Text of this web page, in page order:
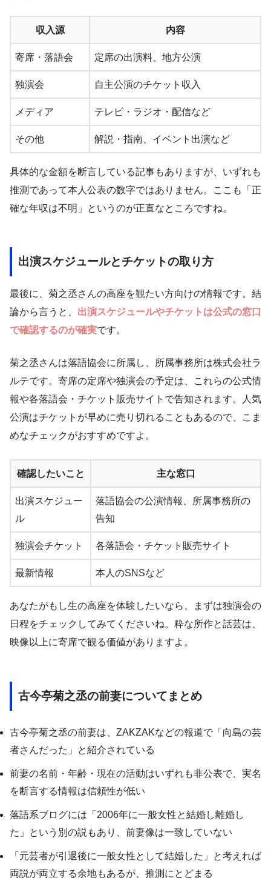
収入源 内容
寄席・落語会 定席の出演料、地方公演
独演会 自主公演のチケット収入
メディア テレビ・ラジオ・配信など
その他 解説・指南、イベント出演など
具体的な金額を断言している記事もありますが、いずれも
推測であって本人公表の数字ではありません。ここも「正
確な年収は不明」というのが正直なところですね。
出演スケジュールとチケットの取り方
最後に、菊之丞さんの高座を観たい方向けの情報です。結
論から言うと、 出演スケジュールやチケットは公式の窓口
で確認するのが確実です。
菊之丞さんは落語協会に所属し、所属事務所は株式会社ラ
ルテです。寄席の定席や独演会の予定は、これらの公式情
報や各落語会・チケット販売サイトで告知されます。人気
公演はチケットが早めに売り切れることもあるので、こま
めなチェックがおすすめですよ。
確認したいこと 主な窓口
出演スケジュー
ル
落語協会の公演情報、所属事務所の
告知
独演会チケット 各落語会・チケット販売サイト
最新情報 本人のSNSなど
あなたがもし生の高座を体験したいなら、まずは独演会の
日程をチェックしてみてくださいね。粋な所作と話芸は、
映像以上に寄席で観る価値がありますよ。
古今亭菊之丞の前妻についてまとめ
古今亭菊之丞の前妻は、ZAKZAKなどの報道で「向島の芸
者さんだった」と紹介されている
前妻の名前・年齢・現在の活動はいずれも非公表で、実名
を断言する情報は信頼性が低い
落語系ブログには「2006年に一般女性と結婚し離婚し
た」という別の説もあり、前妻像は一致していない
「元芸者が引退後に一般女性として結婚した」と考えれば
両説が両立する余地もあるが、推測にとどまる